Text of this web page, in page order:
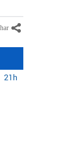
21h